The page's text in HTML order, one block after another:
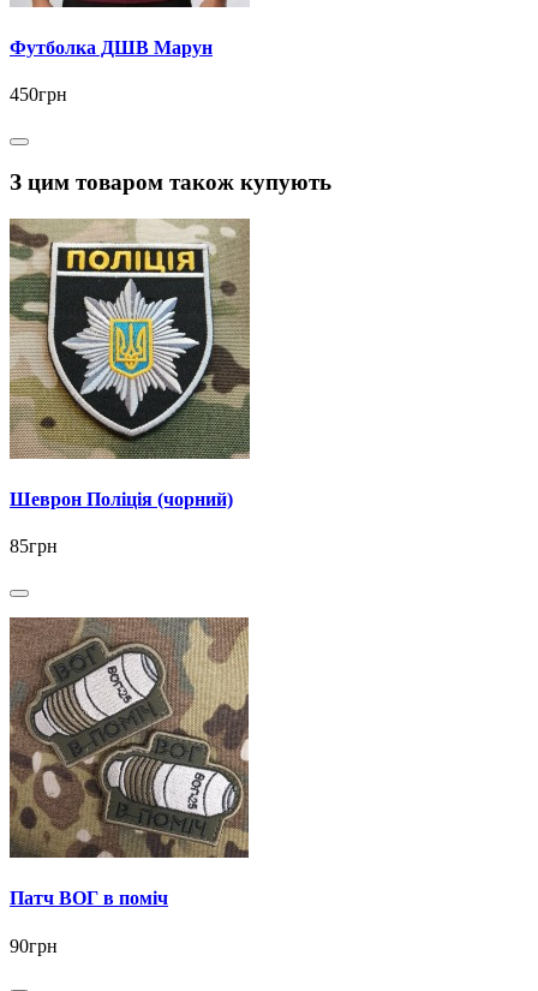
Футболка ДШВ Марун
450грн
З цим товаром також купують
Шеврон Поліція (чорний)
85грн
Патч ВОГ в поміч
90грн